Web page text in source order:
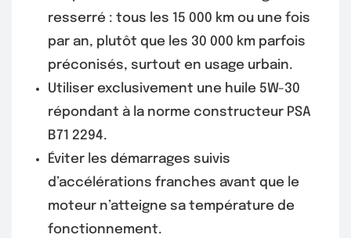
resserré : tous les 15 000 km ou une fois
par an, plutôt que les 30 000 km parfois
préconisés, surtout en usage urbain.
Utiliser exclusivement une huile 5W-30
répondant à la norme constructeur PSA
B71 2294.
Éviter les démarrages suivis
d’accélérations franches avant que le
moteur n’atteigne sa température de
fonctionnement.